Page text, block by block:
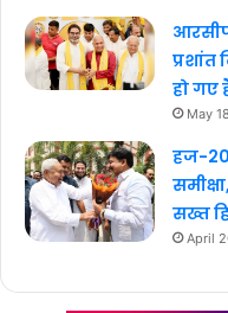
प्रशांत
हो गए
May
हज-
सख्त
April